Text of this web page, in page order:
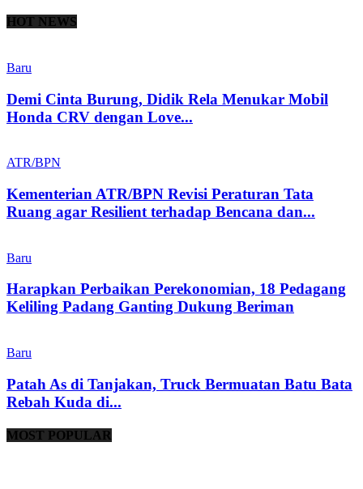
HOT NEWS
Baru
Demi Cinta Burung, Didik Rela Menukar Mobil
Honda CRV dengan Love...
ATR/BPN
Kementerian ATR/BPN Revisi Peraturan Tata
Ruang agar Resilient terhadap Bencana dan...
Baru
Harapkan Perbaikan Perekonomian, 18 Pedagang
Keliling Padang Ganting Dukung Beriman
Baru
Patah As di Tanjakan, Truck Bermuatan Batu Bata
Rebah Kuda di...
MOST POPULAR